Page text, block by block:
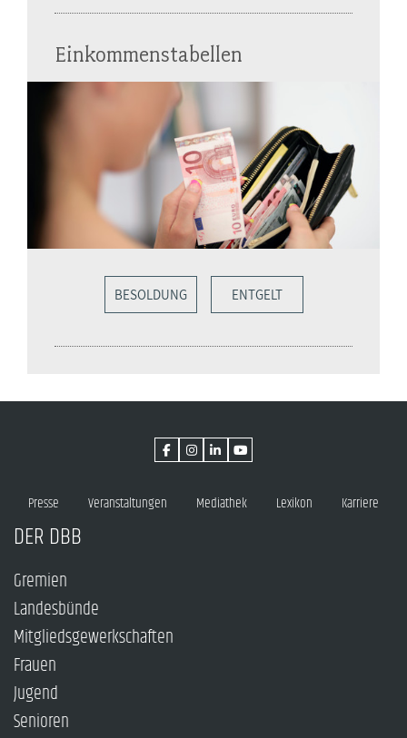
Einkommenstabellen
BESOLDUNG ENTGELT
Presse Veranstaltungen Mediathek Lexikon Karriere
DER DBB
Gremien
Landesbünde
Mitgliedsgewerkschaften
Frauen
Jugend
Senioren